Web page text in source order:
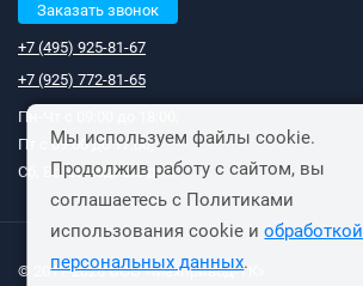
Заказать звонок
+7 (495) 925-81-67
+7 (925) 772-81-65
Пн-Чт с 09:00 до 18:00;
Пт с 09:00 до 17:00;
Сб, Вс: выходные дни.
© 2011-2026 ООО «Мехпривод-ТК»
Мы используем файлы cookie.
Продолжив работу с сайтом, вы
соглашаетесь с Политиками
использования cookie иобработкой
персональных данных.